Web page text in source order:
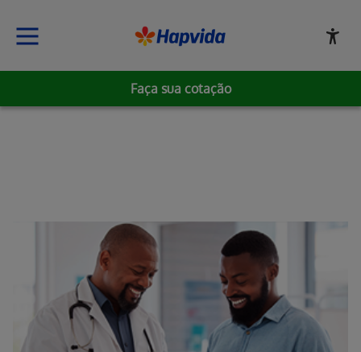
Faça sua cotação